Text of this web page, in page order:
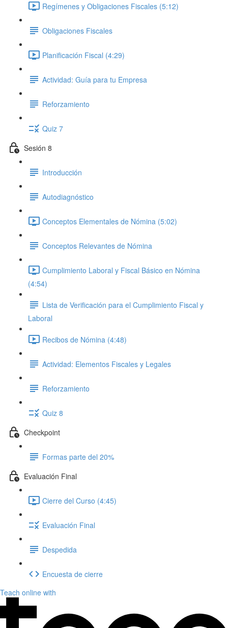
Regímenes y Obligaciones Fiscales (5:12)
Obligaciones Fiscales
Planificación Fiscal (4:29)
Actividad: Guía para tu Empresa
Reforzamiento
Quiz 7
Sesión 8
Introducción
Autodiagnóstico
Conceptos Elementales de Nómina (5:02)
Conceptos Relevantes de Nómina
Cumplimiento Laboral y Fiscal Básico en Nómina
(4:54)
Lista de Verificación para el Cumplimiento Fiscal y
Laboral
Recibos de Nómina (4:48)
Actividad: Elementos Fiscales y Legales
Reforzamiento
Quiz 8
Checkpoint
Formas parte del 20%
Evaluación Final
Cierre del Curso (4:45)
Evaluación Final
Despedida
Encuesta de cierre
Teach online with